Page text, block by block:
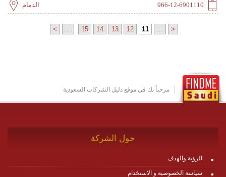
966-12-6901110 الدمام
<
11
12
13
14
15
>
مرحباً بك في موقع دليل الشركات السعودية
حول الشركة
الرؤية والهدف
سياسة الخصوصية و الاستخدام